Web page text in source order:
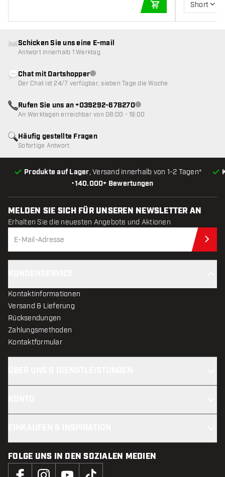
IN DEN
Short
•140.000+ Bewertungen
Produkte auf Lager, Versand innerhalb von 1-2 Tagen*
Häufig gestellte Fragen
Sofortige Antwort
Schicken Sie uns eine E-mail
Antwort innerhalb 1 Werktag
Chat mit DartshopperKundenservice nicht verfügbar
Der Chat ist 24/7 verfügbar, sieben Tage die Woche
Rufen Sie uns an +039292-678270Kundenservice nicht
An Werktagen erreichbar von 08:00 - 19:00
MELDEN SIE SICH FÜR UNSEREN NEWSLETTER AN
Erhalten Sie die neuesten Angebote und Aktionen
Kontaktinformationen
Versand & Lieferung
Rücksendungen
Zahlungsmethoden
Kontaktformular
FOLGE UNS IN DEN SOZIALEN MEDIEN